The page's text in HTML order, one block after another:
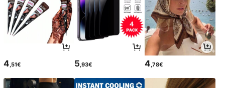
4,51€ 5,93€ 4,78€